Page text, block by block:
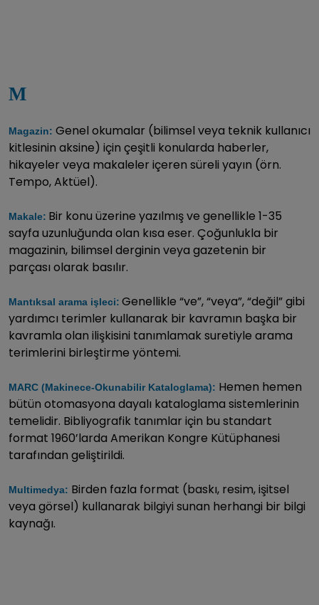
M
Magazin: Genel okumalar (bilimsel veya teknik kullanıcı
kitlesinin aksine) için çeşitli konularda haberler,
hikayeler veya makaleler içeren süreli yayın (örn.
Tempo, Aktüel).
Makale: Bir konu üzerine yazılmış ve genellikle 1-35
sayfa uzunluğunda olan kısa eser. Çoğunlukla bir
magazinin, bilimsel derginin veya gazetenin bir
parçası olarak basılır.
Mantıksal arama işleci: Genellikle “ve”, “veya”, “değil” gibi
yardımcı terimler kullanarak bir kavramın başka bir
kavramla olan ilişkisini tanımlamak suretiyle arama
terimlerini birleştirme yöntemi.
MARC (Makinece-Okunabilir Kataloglama): Hemen hemen
bütün otomasyona dayalı kataloglama sistemlerinin
temelidir. Bibliyografik tanımlar için bu standart
format 1960’larda Amerikan Kongre Kütüphanesi
tarafından geliştirildi.
Multimedya: Birden fazla format (baskı, resim, işitsel
veya görsel) kullanarak bilgiyi sunan herhangi bir bilgi
kaynağı.